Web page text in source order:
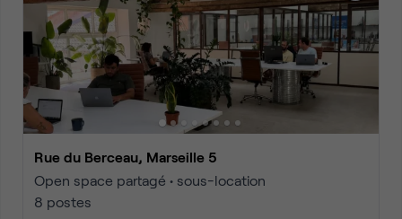
Rue du Berceau, Marseille 5
Open space partagé • sous-location
8 postes